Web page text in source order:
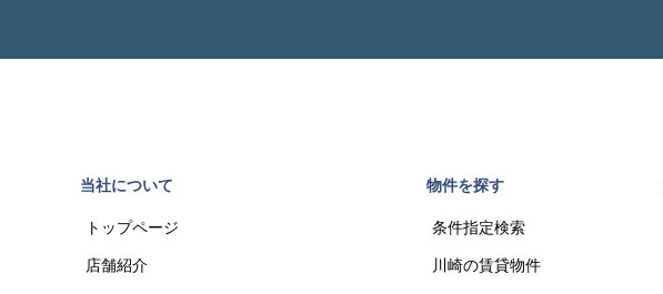
当社について
トップページ
店舗紹介
物件を探す
条件指定検索
川崎の賃貸物件